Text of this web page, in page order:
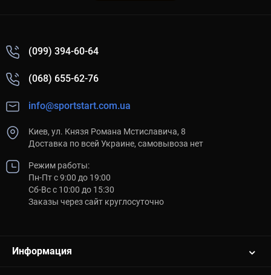
(099) 394-60-64
(068) 655-62-76
info@sportstart.com.ua
Киев, ул. Князя Романа Мстиславича, 8
Доставка по всей Украине, самовывоза нет
Режим работы:
Пн-Пт с 9:00 до 19:00
Сб-Вс с 10:00 до 15:30
Заказы через сайт круглосуточно
Информация